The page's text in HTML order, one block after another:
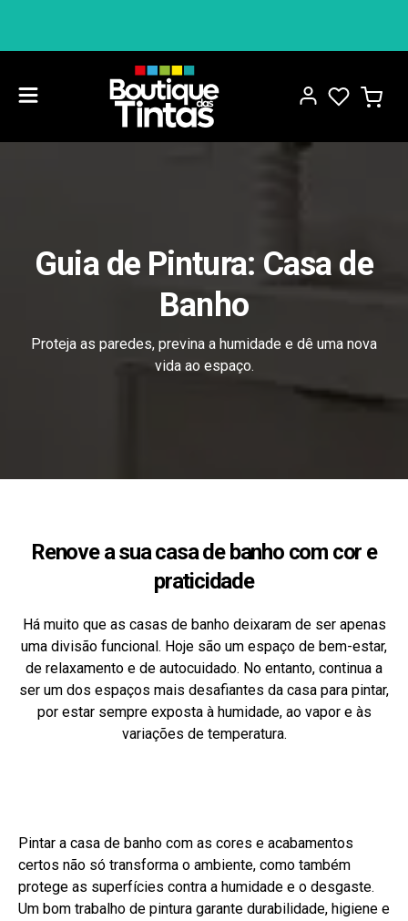
Guia de Pintura: Casa de
Banho
Proteja as paredes, previna a humidade e dê uma nova
vida ao espaço.
Renove a sua casa de banho com cor e
praticidade
Há muito que as casas de banho deixaram de ser apenas
uma divisão funcional. Hoje são um espaço de bem-estar,
de relaxamento e de autocuidado. No entanto, continua a
ser um dos espaços mais desafiantes da casa para pintar,
por estar sempre exposta à humidade, ao vapor e às
variações de temperatura.
Pintar a casa de banho com as cores e acabamentos
certos não só transforma o ambiente, como também
protege as superfícies contra a humidade e o desgaste.
Um bom trabalho de pintura garante durabilidade, higiene e